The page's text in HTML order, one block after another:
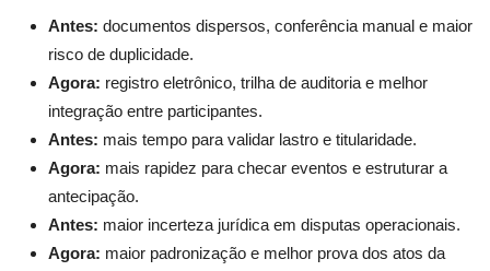
Antes: documentos dispersos, conferência manual e maior
risco de duplicidade.
Agora: registro eletrônico, trilha de auditoria e melhor
integração entre participantes.
Antes: mais tempo para validar lastro e titularidade.
Agora: mais rapidez para checar eventos e estruturar a
antecipação.
Antes: maior incerteza jurídica em disputas operacionais.
Agora: maior padronização e melhor prova dos atos da